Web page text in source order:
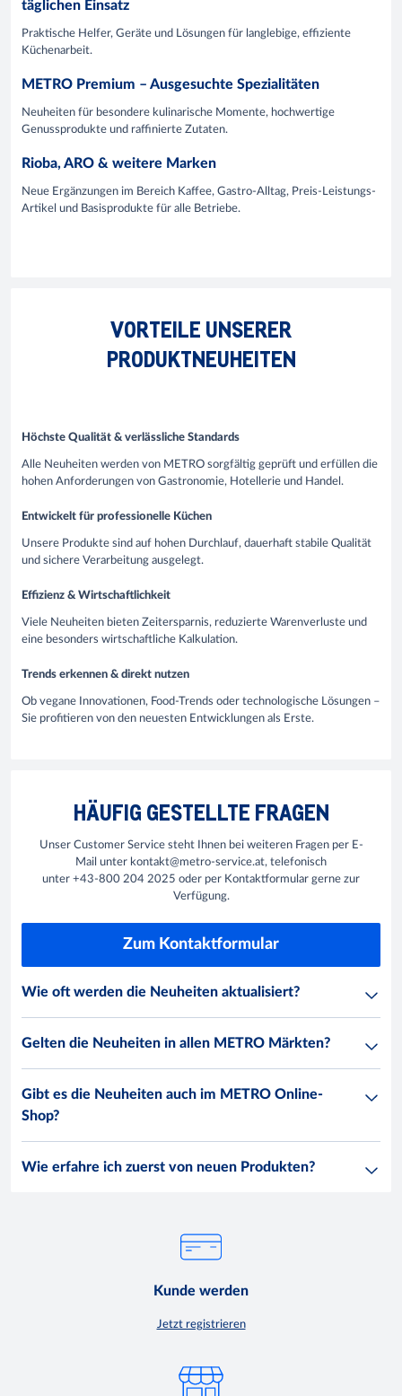
täglichen Einsatz
Praktische Helfer, Geräte und Lösungen für langlebige, effiziente
Küchenarbeit.
METRO Premium – Ausgesuchte Spezialitäten
Neuheiten für besondere kulinarische Momente, hochwertige
Genussprodukte und raffinierte Zutaten.
Rioba, ARO & weitere Marken
Neue Ergänzungen im Bereich Kaffee, Gastro-Alltag, Preis-Leistungs-
Artikel und Basisprodukte für alle Betriebe.
VORTEILE UNSERER
PRODUKTNEUHEITEN
Höchste Qualität & verlässliche Standards
Alle Neuheiten werden von METRO sorgfältig geprüft und erfüllen die
hohen Anforderungen von Gastronomie, Hotellerie und Handel.
Entwickelt für professionelle Küchen
Unsere Produkte sind auf hohen Durchlauf, dauerhaft stabile Qualität
und sichere Verarbeitung ausgelegt.
Effizienz & Wirtschaftlichkeit
Viele Neuheiten bieten Zeitersparnis, reduzierte Warenverluste und
eine besonders wirtschaftliche Kalkulation.
Trends erkennen & direkt nutzen
Ob vegane Innovationen, Food-Trends oder technologische Lösungen –
Sie profitieren von den neuesten Entwicklungen als Erste.
HÄUFIG GESTELLTE FRAGEN
Unser Customer Service steht Ihnen bei weiteren Fragen per E-
Mail unter kontakt@metro-service.at, telefonisch
unter +43-800 204 2025 oder per Kontaktformular gerne zur
Verfügung.
Zum Kontaktformular
Wie oft werden die Neuheiten aktualisiert?
Gelten die Neuheiten in allen METRO Märkten?
Gibt es die Neuheiten auch im METRO Online-
Shop?
Wie erfahre ich zuerst von neuen Produkten?
Kunde werden
Jetzt registrieren